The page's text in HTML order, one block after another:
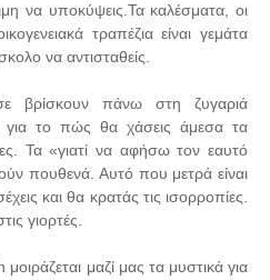
να υποκύψεις.Τα καλέσματα, οι
τραπέζια είναι γεμάτα
να αντισταθείς.
βρίσκουν πάνω στη ζυγαριά
για το πώς θα χάσεις άμεσα τα
Τα «γιατί να αφήσω τον εαυτό
πουθενά. Αυτό που μετρά είναι
και θα κρατάς τις ισορροπίες.
γιορτές.
μαζί μας τα μυστικά για